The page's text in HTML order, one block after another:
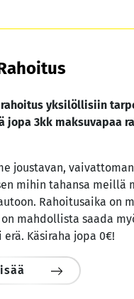
rahoitus yksilöllisiin
jopa 3kk maksuvapaa
joustavan,
mihin tahansa meillä
Rahoitusaika on
on mahdollista saada
Käsiraha jopa 0€!